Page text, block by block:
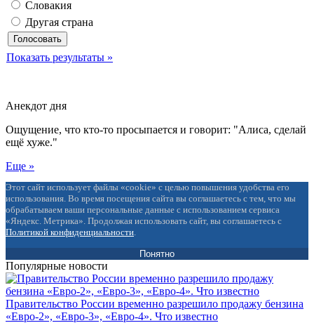
Словакия
Другая страна
Показать результаты »
Анекдот дня
Ощущение, что кто-то просыпается и говорит: "Алиса, сделай
ещё хуже."
Еще »
Этот сайт использует файлы «cookie» с целью повышения удобства его
использования. Во время посещения сайта вы соглашаетесь с тем, что мы
обрабатываем ваши персональные данные с использованием сервиса
«Яндекс. Метрика». Продолжая использовать сайт, вы соглашаетесь с
Политикой конфиденциальности
Понятно
Популярные новости
Правительство России временно разрешило продажу бензина
«Евро-2», «Евро-3», «Евро-4». Что известно